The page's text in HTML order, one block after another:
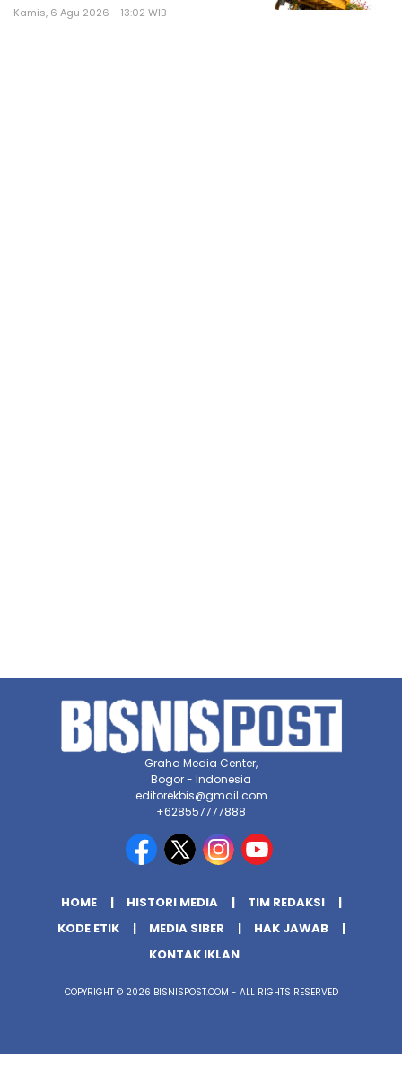
Kamis, 6 Agu 2026 - 13:02 WIB
Graha Media Center,
Bogor - Indonesia
editorekbis@gmail.com
+628557777888
HOME HISTORI MEDIA
TIM REDAKSI
KODE ETIK
MEDIA SIBER
HAK JAWAB
KONTAK IKLAN
COPYRIGHT © 2026 BISNISPOST.COM - ALL RIGHTS RESERVED